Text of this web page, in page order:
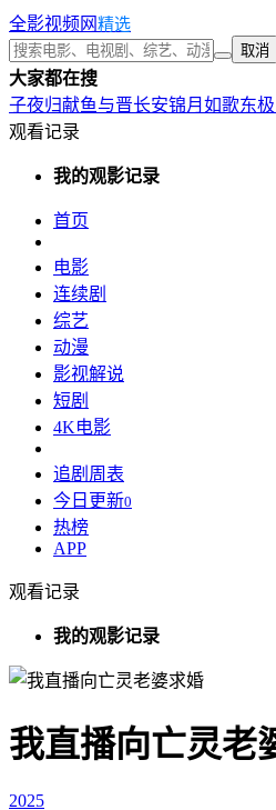
全影视频网精选
取消
大家都在搜
子夜归献鱼与晋长安锦月如歌东
观看记录
我的观影记录
首页
电影
连续剧
综艺
动漫
影视解说
短剧
4K电影
追剧周表
今日更新0
热榜
APP
观看记录
我的观影记录
我直播向亡灵老
2025